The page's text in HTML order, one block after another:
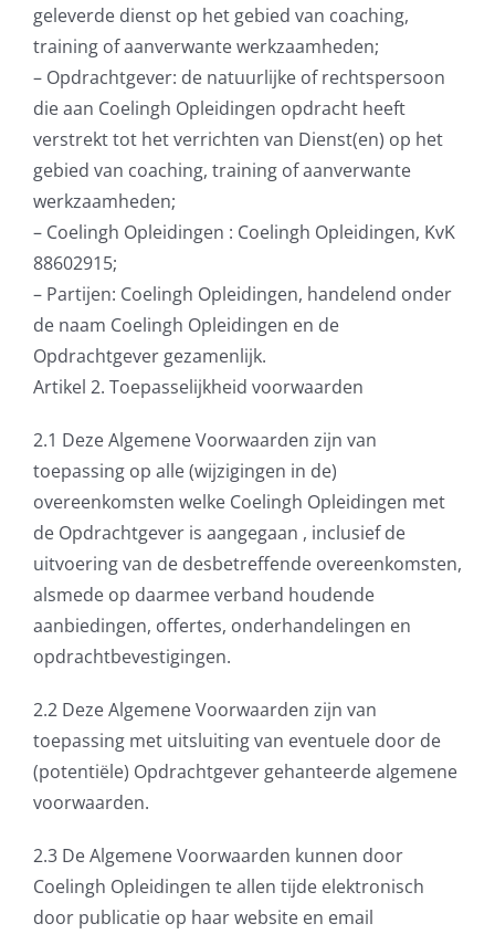
geleverde dienst op het gebied van coaching,
training of aanverwante werkzaamheden;
– Opdrachtgever: de natuurlijke of rechtspersoon
die aan Coelingh Opleidingen opdracht heeft
verstrekt tot het verrichten van Dienst(en) op het
gebied van coaching, training of aanverwante
werkzaamheden;
– Coelingh Opleidingen : Coelingh Opleidingen, KvK
88602915;
– Partijen: Coelingh Opleidingen, handelend onder
de naam Coelingh Opleidingen en de
Opdrachtgever gezamenlijk.
Artikel 2. Toepasselijkheid voorwaarden
2.1 Deze Algemene Voorwaarden zijn van
toepassing op alle (wijzigingen in de)
overeenkomsten welke Coelingh Opleidingen met
de Opdrachtgever is aangegaan , inclusief de
uitvoering van de desbetreffende overeenkomsten,
alsmede op daarmee verband houdende
aanbiedingen, offertes, onderhandelingen en
opdrachtbevestigingen.
2.2 Deze Algemene Voorwaarden zijn van
toepassing met uitsluiting van eventuele door de
(potentiële) Opdrachtgever gehanteerde algemene
voorwaarden.
2.3 De Algemene Voorwaarden kunnen door
Coelingh Opleidingen te allen tijde elektronisch
door publicatie op haar website en email